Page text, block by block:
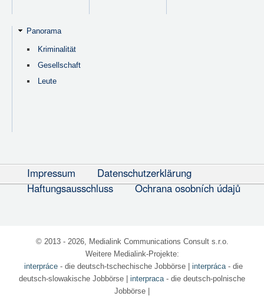
Panorama
Kriminalität
Gesellschaft
Leute
Impressum
Datenschutzerklärung
Haftungsausschluss
Ochrana osobních údajů
© 2013 - 2026, Medialink Communications Consult s.r.o.
Weitere Medialink-Projekte:
interpráce- die deutsch-tschechische Jobbörse| interpráca- die
deutsch-slowakische Jobbörse | interpraca- die deutsch-polnische
Jobbörse |